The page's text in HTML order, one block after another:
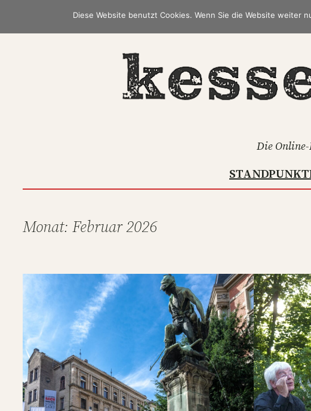
Inhalt
Die
STANDPUNKT
Monat: Februar 2026
Diese Website benutzt Cookies. Wenn Sie die Website weiter